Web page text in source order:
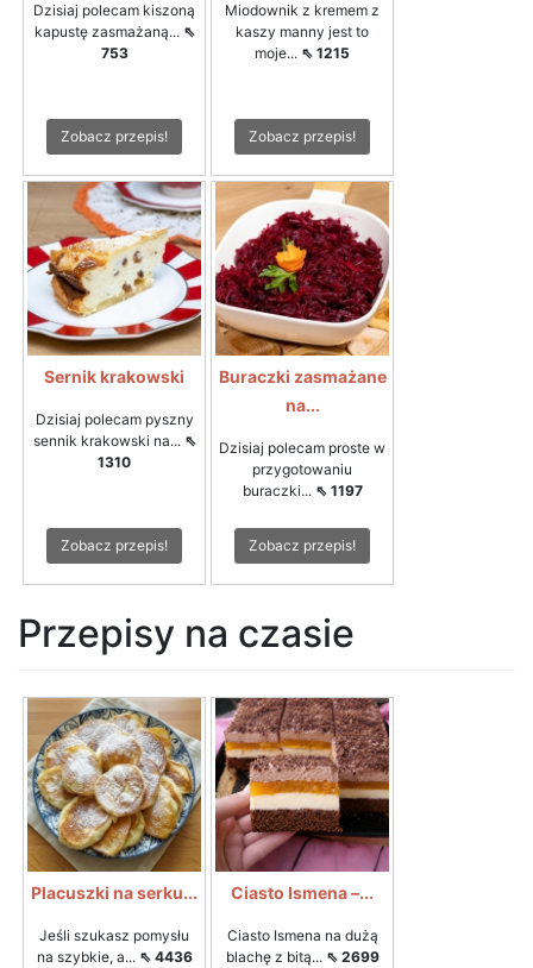
Dzisiaj polecam kiszoną
kapustę zasmażaną... ⇖
753
Zobacz przepis!
Miodownik z kremem z
kaszy manny jest to
moje... ⇖ 1215
Zobacz przepis!
Sernik krakowski
Dzisiaj polecam pyszny
sennik krakowski na... ⇖
1310
Zobacz przepis!
Buraczki zasmażane
na...
Dzisiaj polecam proste w
przygotowaniu
buraczki... ⇖ 1197
Zobacz przepis!
Przepisy na czasie
Placuszki na serku...
Jeśli szukasz pomysłu
na szybkie, a... ⇖ 4436
Ciasto Ismena –...
Ciasto Ismena na dużą
blachę z bitą... ⇖ 2699